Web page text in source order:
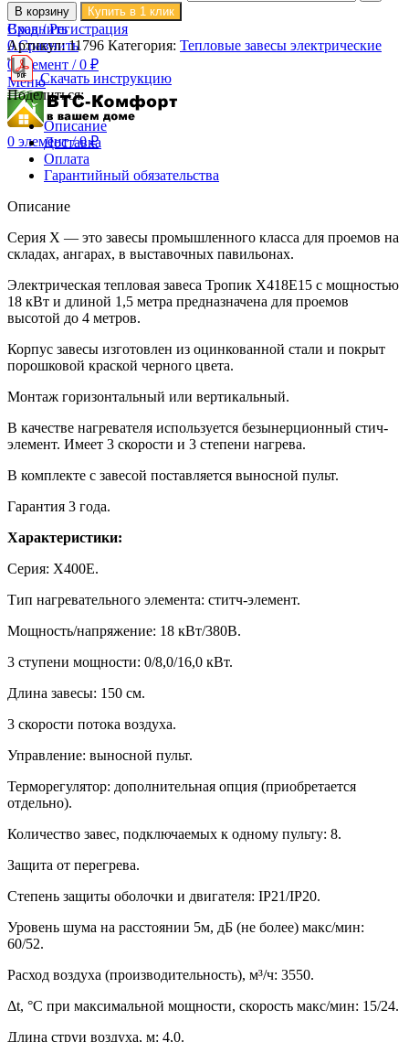
Поиск
Вход / Регистрация
0 Сравнить
0элемент / 0 ₽
Меню
0 элемент / 0₽
В корзину Купить в 1 клик
Сравнить
Артикул:11796 Категория: Тепловые завесы электрические
Скачать инструкцию
Поделиться:
Описание
Доставка
Оплата
Гарантийный обязательства
Описание
Серия Х — это завесы промышленного класса для проемов на
складах, ангарах, в выставочных павильонах.
Электрическая тепловая завеса Тропик X418E15 с мощностью
18 кВт и длиной 1,5 метра предназначена для проемов
высотой до 4 метров.
Корпус завесы изготовлен из оцинкованной стали и покрыт
порошковой краской черного цвета.
Монтаж горизонтальный или вертикальный.
В качестве нагревателя используется безынерционный стич-
элемент. Имеет 3 скорости и 3 степени нагрева.
В комплекте с завесой поставляется выносной пульт.
Гарантия 3 года.
Характеристики:
Серия: X400Е.
Тип нагревательного элемента: ститч-элемент.
Мощность/напряжение: 18 кВт/380В.
3 ступени мощности: 0/8,0/16,0 кВт.
Длина завесы: 150 см.
3 скорости потока воздуха.
Управление: выносной пульт.
Терморегулятор: дополнительная опция (приобретается
отдельно).
Количество завес, подключаемых к одному пульту: 8.
Защита от перегрева.
Степень защиты оболочки и двигателя: IP21/IP20.
Уровень шума на расстоянии 5м, дБ (не более) макс/мин:
60/52.
Расход воздуха (производительность), м³/ч: 3550.
Δt, °C при максимальной мощности, скорость макс/мин: 15/24.
Длина струи воздуха, м: 4,0.